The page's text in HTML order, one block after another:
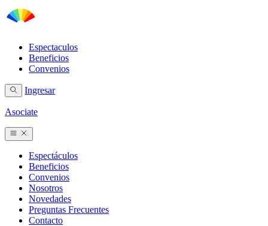
Espectaculos
Beneficios
Convenios
Ingresar
Asociate
Espectáculos
Beneficios
Convenios
Nosotros
Novedades
Preguntas Frecuentes
Contacto